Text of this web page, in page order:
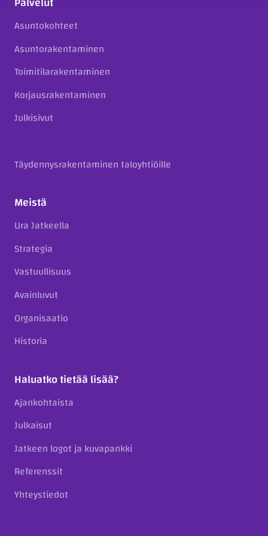
Asuntokohteet
Asuntorakentaminen
Toimitilarakentaminen
Korjausrakentaminen
Julkisivut
Täydennysrakentaminen taloyhtiöille
Meistä
Ura Jatkeella
Strategia
Vastuullisuus
Avainluvut
Organisaatio
Historia
Haluatko tietää lisää?
Ajankohtaista
Julkaisut
Jatkeen logot ja kuvapankki
Referenssit
Yhteystiedot